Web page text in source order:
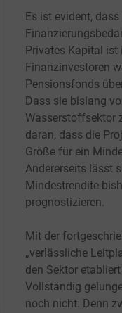
Es ist evident,
Privates Kapital ist
Finanzinvestoren
Pensionsfonds
Dass sie bislang
Wasserstoffsektor
daran, dass die
Größe für ein
Andererseits lässt
Mindestrendite
prognostizieren.
Mit der
„verlässliche
den Sektor
Vollständig
noch nicht. Denn